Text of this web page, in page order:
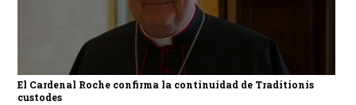
El Cardenal Roche confirma la continuidad de Traditionis
custodes